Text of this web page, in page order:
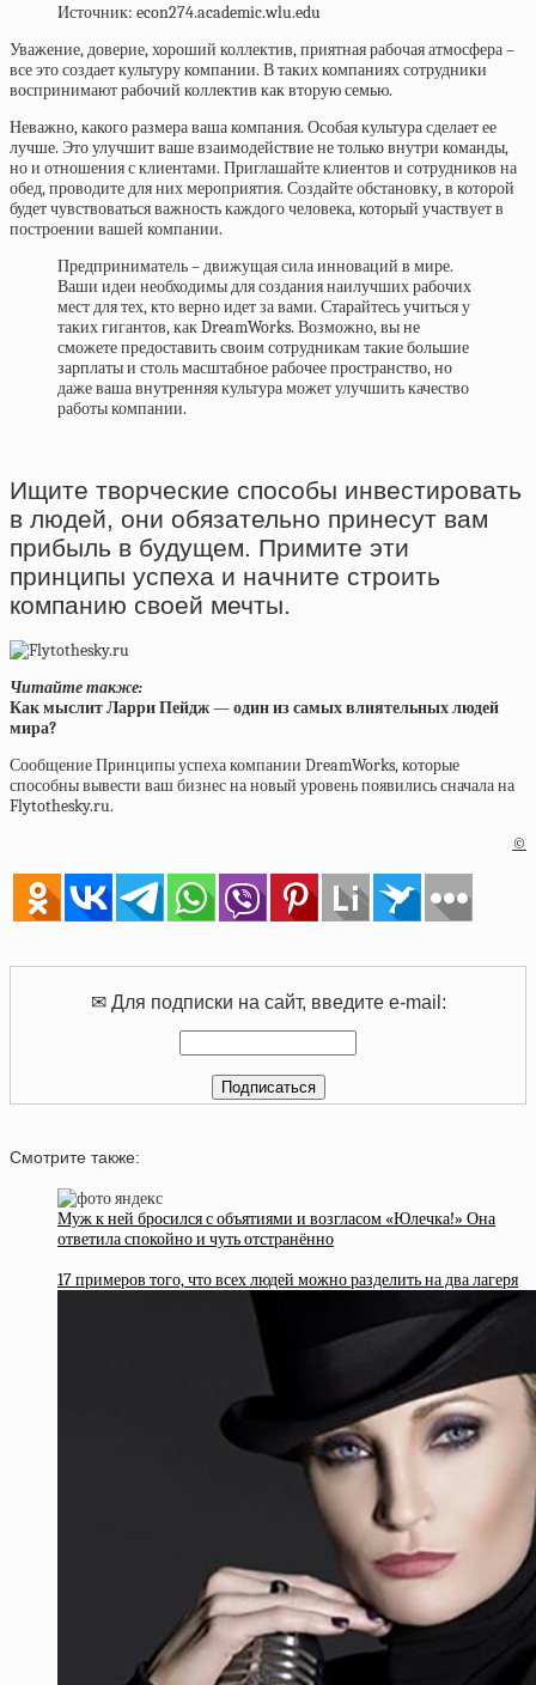
Источник: econ274.academic.wlu.edu
Уважение, доверие, хороший коллектив, приятная рабочая атмосфера –
все это создает культуру компании. В таких компаниях сотрудники
воспринимают рабочий коллектив как вторую семью.
Неважно, какого размера ваша компания. Особая культура сделает ее
лучше. Это улучшит ваше взаимодействие не только внутри команды,
но и отношения с клиентами. Приглашайте клиентов и сотрудников на
обед, проводите для них мероприятия. Создайте обстановку, в которой
будет чувствоваться важность каждого человека, который участвует в
построении вашей компании.
Предприниматель – движущая сила инноваций в мире.
Ваши идеи необходимы для создания наилучших рабочих
мест для тех, кто верно идет за вами. Старайтесь учиться у
таких гигантов, как DreamWorks. Возможно, вы не
сможете предоставить своим сотрудникам такие большие
зарплаты и столь масштабное рабочее пространство, но
даже ваша внутренняя культура может улучшить качество
работы компании.
Ищите творческие способы инвестировать
в людей, они обязательно принесут вам
прибыль в будущем. Примите эти
принципы успеха и начните строить
компанию своей мечты.
Читайте также:
Как мыслит Ларри Пейдж — один из самых влиятельных людей
мира?
Сообщение Принципы успеха компании DreamWorks, которые
способны вывести ваш бизнес на новый уровень появились сначала на
Flytothesky.ru.
©
✉ Для подписки на сайт, введите e-mail:
Смотрите также:
Муж к ней бросился с объятиями и возгласом «Юлечка!» Она
ответила спокойно и чуть отстранённо
17 примеров того, что всех людей можно разделить на два лагеря